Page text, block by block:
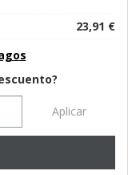
23,91 €
Aplicar